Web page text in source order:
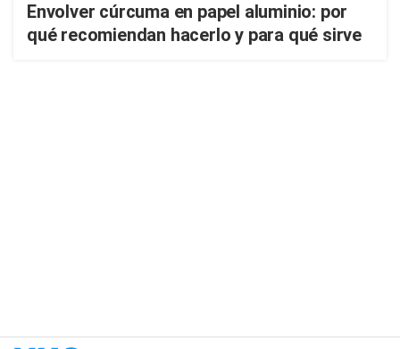
Envolver cúrcuma en papel aluminio: por
qué recomiendan hacerlo y para qué sirve